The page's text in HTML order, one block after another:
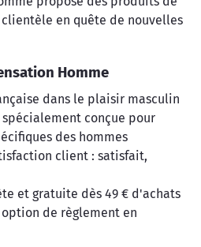
en quête de nouvelles
Homme
dans le plaisir masculin
spécialement conçue pour
des hommes
client : satisfait,
et gratuite dès 49 € d'achats
option de règlement en